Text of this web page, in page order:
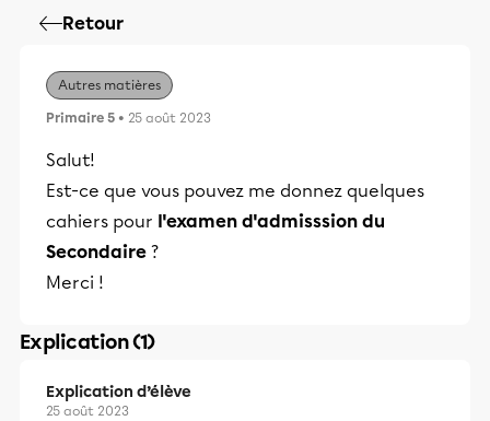
Retour
Autres matières
Primaire 5 • 25 août 2023
Salut!
Est-ce que vous pouvez me donnez quelques
cahiers pour l'examen d'admisssion du
Secondaire ?
Merci !
Explication (1)
Explication d’élève
25 août 2023